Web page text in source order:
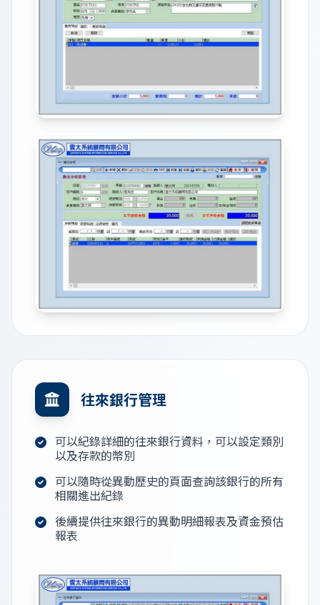
往來銀行管理
可以紀錄詳細的往來銀行資料，可以設定類別
以及存款的幣別
可以隨時從異動歷史的頁面查詢該銀行的所有
相關進出紀錄
後續提供往來銀行的異動明細報表及資金預估
報表